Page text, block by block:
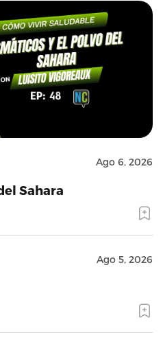
Ago 6, 2026
Sahara
Ago 5, 2026